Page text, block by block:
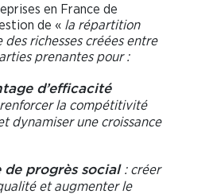
en France de
de « la répartition
richesses créées entre
prenantes pour :
d’efficacité
la compétitivité
dynamiser une croissance
de progrès social : créer
et augmenter le